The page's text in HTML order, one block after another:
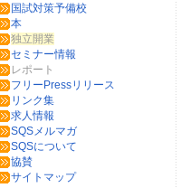
国試対策予備校
本
独立開業
セミナー情報
レポート
フリーPressリリース
リンク集
求人情報
SQSメルマガ
SQSについて
協賛
サイトマップ